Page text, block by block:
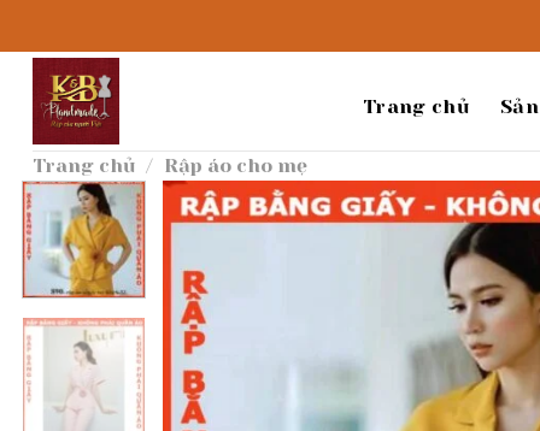
dung
Trang chủ
Trang chủ / Rập áo cho mẹ